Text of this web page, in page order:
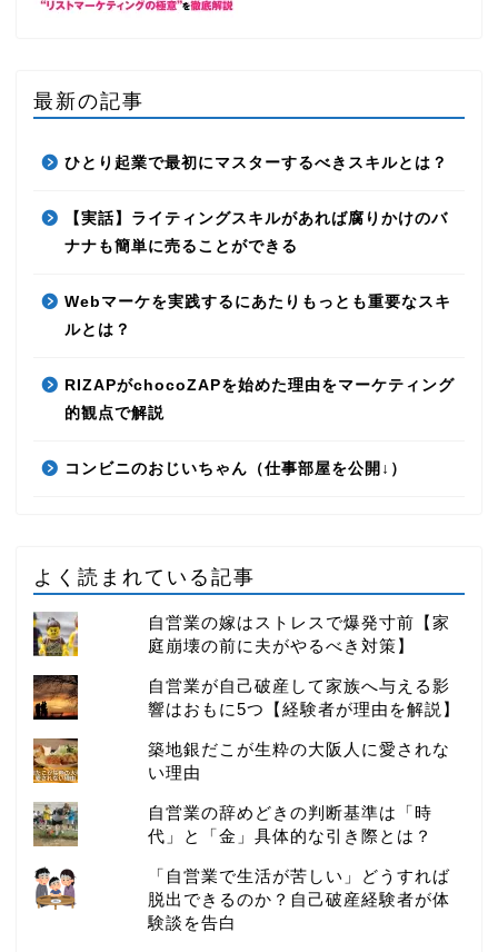
最新の記事
ひとり起業で最初にマスターするべきスキルとは？
【実話】ライティングスキルがあれば腐りかけのバ
ナナも簡単に売ることができる
Webマーケを実践するにあたりもっとも重要なスキ
ルとは？
RIZAPがchocoZAPを始めた理由をマーケティング
的観点で解説
コンビニのおじいちゃん（仕事部屋を公開↓）
よく読まれている記事
自営業の嫁はストレスで爆発寸前【家
庭崩壊の前に夫がやるべき対策】
自営業が自己破産して家族へ与える影
響はおもに5つ【経験者が理由を解説】
築地銀だこが生粋の大阪人に愛されな
い理由
自営業の辞めどきの判断基準は「時
代」と「金」具体的な引き際とは？
「自営業で生活が苦しい」どうすれば
脱出できるのか？自己破産経験者が体
験談を告白